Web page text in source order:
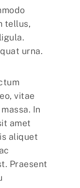
tellus,
urna.
vitae
In
amet
aliquet
Praesent